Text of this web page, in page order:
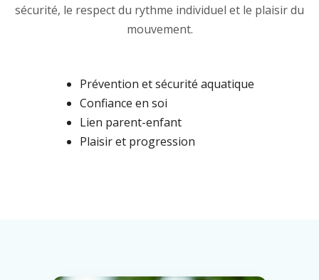
sécurité, le respect du rythme individuel et le plaisir du
mouvement.
Prévention et sécurité aquatique
Confiance en soi
Lien parent-enfant
Plaisir et progression